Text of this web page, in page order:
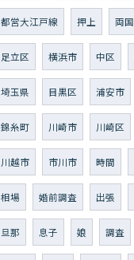
都営大江戸線 押上 両国
足立区 横浜市 中区
埼玉県 目黒区 浦安市
錦糸町 川崎市 川崎区
川越市 市川市 時間
相場 婚前調査 出張
旦那 息子 娘 調査